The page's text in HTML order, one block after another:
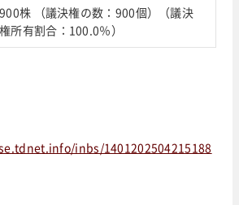
900株 （議決権の数：900個）（議決
権所有割合：100.0％）
inbs/1401202504215188